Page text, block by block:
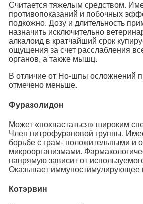
Считается тяжелым средством.
противопоказаний и побочных
подкожно. Дозу и длительность
назначить исключительно
алкалоид в кратчайший срок
ощущения за счет расслабления
органов, а также мышц.
В отличие от Но-шпы осложнений
отмечено меньше.
Фуразолидон
Может «похвастаться» широким
Член нитрофурановой группы.
борьбе с грам- положительными и
микроорганизмами.
напрямую зависит от
Оказывает иммуностимулирующее
Котэрвин